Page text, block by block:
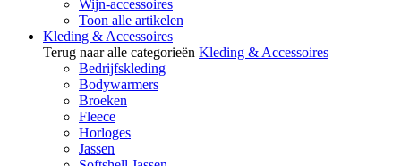
Wijn-accessoires
Toon alle artikelen
Kleding & Accessoires
Terug naar alle categorieën Kleding & Accessoires
Bedrijfskleding
Bodywarmers
Broeken
Fleece
Horloges
Jassen